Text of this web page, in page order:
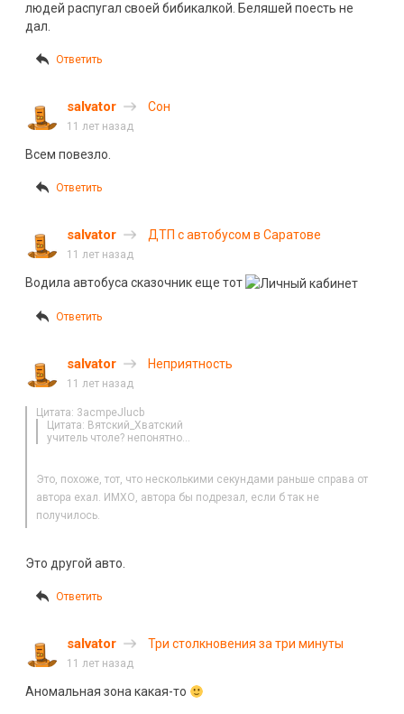
людей распугал своей бибикалкой. Беляшей поесть не
дал.
Ответить
salvator Сон
11 лет назад
Всем повезло.
Ответить
salvator ДТП с автобусом в Саратове
11 лет назад
Водила автобуса сказочник еще тот
Ответить
salvator Неприятность
11 лет назад
Цитата: 3acmpeJlucb
Цитата: Вятский_Хватский
учитель чтоле? непонятно…
Это, похоже, тот, что несколькими секундами раньше справа от
автора ехал. ИМХО, автора бы подрезал, если б так не
получилось.
Это другой авто.
Ответить
salvator Три столкновения за три минуты
11 лет назад
Аномальная зона какая-то